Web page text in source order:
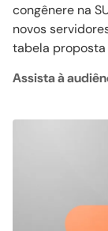
congênere na
novos
tabela proposta
Assista à